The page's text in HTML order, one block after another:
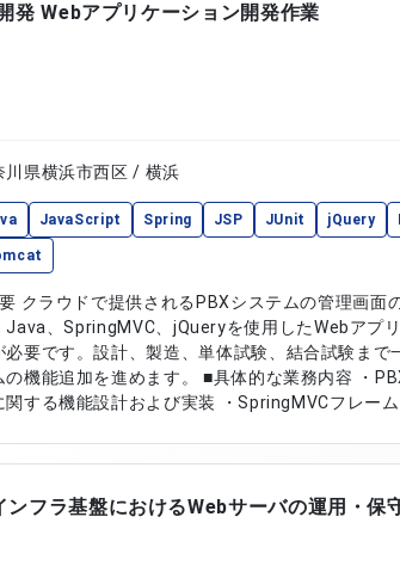
発 Webアプリケーション開発作業
川県横浜市西区 / 横浜
JavaScript Spring JSP JUnit jQuery
クラウドで提供されるPBXシステムの管理画面
Java、SpringMVC、jQueryを使用したWebアプ
必要です。設計、製造、単体試験、結合試験まで
追加を進めます。 ■具体的な業務内容 ・PBXシステムの管理画
関する機能設計および実装 ・SpringMVCフレーム
ンフラ基盤におけるWebサーバの運用・保